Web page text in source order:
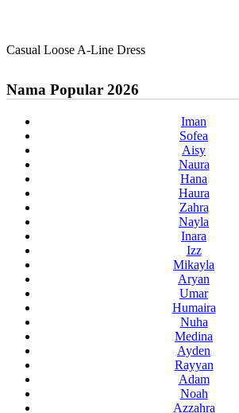
Casual Loose A-Line Dress
Nama Popular 2026
Iman
Sofea
Aisy
Naura
Hana
Haura
Zahra
Nayla
Inara
Izz
Mikayla
Aryan
Umar
Humaira
Nuha
Medina
Ayden
Rayyan
Adam
Noah
Azzahra